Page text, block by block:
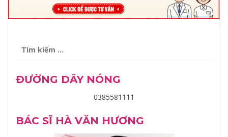
kiếm
ĐƯỜNG DÂY NÓNG
0385581111
BÁC SĨ HÀ VĂN HƯƠNG